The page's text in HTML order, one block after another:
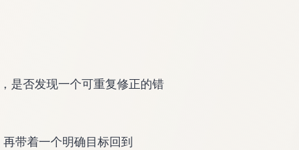
是否发现一个可重复修正的错
带着一个明确目标回到